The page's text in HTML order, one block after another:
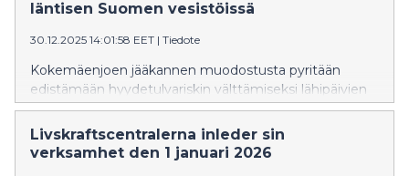
läntisen Suomen vesistöissä
30.12.2025 14:01:58 EET | Tiedote
Kokemäenjoen jääkannen muodostusta pyritään
edistämään hyydetulvariskin välttämiseksi lähipäivien
kovan pakkasjakson aikana vesistöalueen
säännösteltyjen järvien juoksutuksia supistamalla.
Livskraftscentralerna inleder sin
verksamhet den 1 januari 2026